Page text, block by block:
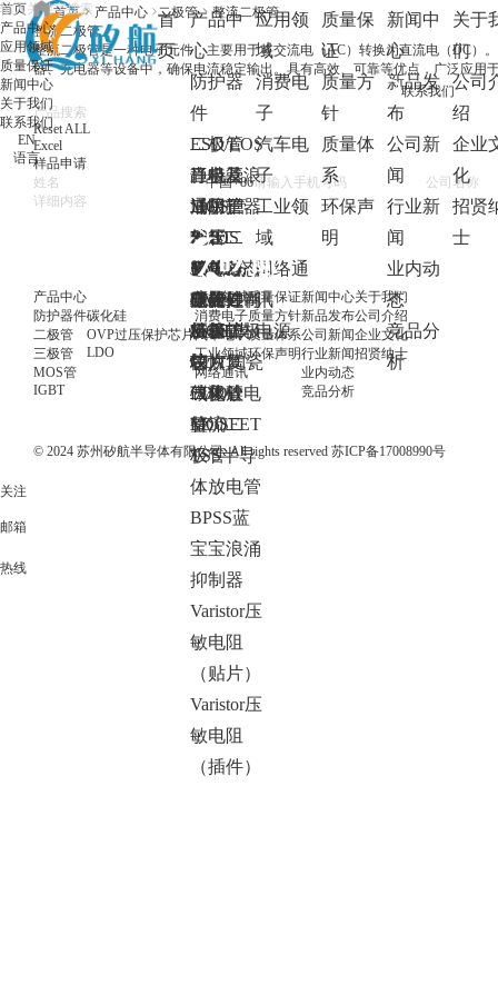
首
页
产品中
心
防护器
件
ESD/EOS
静电及浪
涌防护器
件
TVS瞬态
电压抑制
二极管
GDT陶瓷
气体放电
管
TSS半导
体放电管
BPSS蓝
宝宝浪涌
抑制器
Varistor压
敏电阻
（贴片）
Varistor压
敏电阻
（插件）
二极管
肖特基
二极管
稳压二
极管
开关二
极管
快恢复
二极管
整流二
极管
三极管
通用三
极管
开关三
极管
MOS管
PMOS
NMOS
Dual
MOS
IGBT
IGBT分
立器件
IGBT模
块
碳化硅
碳化硅肖
特基二极
管
碳化硅
MOSFET
OVP过
压保护
芯片
LDO
LDO
应用领
域
消费电
子
汽车电
子
工业领
域
网络通
讯
电源
质量保
证
质量方
针
质量体
系
环保声
明
新闻中
心
新品发
布
公司新
闻
行业新
闻
业内动
态
竞品分
析
关于
们
公司
绍
企业
化
招贤
士
首页
产品中心
应用领域
质量保证
新闻中心
关于我们
联系我们
EN
语言
首页 产品中心 二极管
整流二极管
整流二极管
整流二极管是一种电子元件，主要用于将交流电（AC）转换为直流电（DC）
器、充电器等设备中，确保电流稳定输出。具有高效、可靠等优点，广泛应用
联系我们
Reset ALL
Excel
样品申请
产品中心
防护器件
二极管
三极管
MOS管
IGBT
碳化硅
OVP过压保护芯片
LDO
应用领域
消费电子
汽车电子
工业领域
网络通讯
电源
质量保证
质量方针
质量体系
环保声明
新闻中心
新品发布
公司新闻
行业新闻
业内动态
竞品分析
关于我们
公司介绍
企业文化
招贤纳士
© 2024 苏州矽航半导体有限公司. All rights reserved 苏ICP备17008990号
关注
邮箱
热线